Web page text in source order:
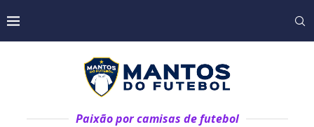
Paixão por camisas de futebol